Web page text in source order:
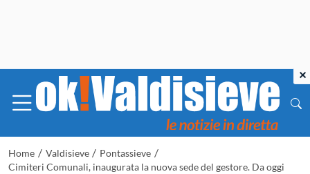
Home / Valdisieve / Pontassieve /
Cimiteri Comunali, inaugurata la nuova sede del gestore. Da oggi
×